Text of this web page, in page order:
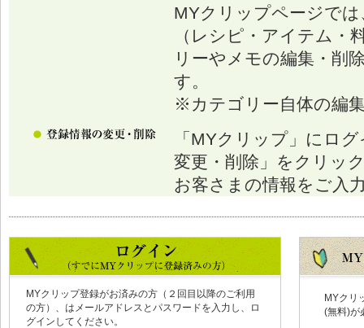
MYクリップページで
（レシピ・アイテム・
リーやメモの編集・削
す。
※カテゴリー自体の編
「MYクリップ」にロ
変更・削除」をクリッ
お客さまの情報をご入
MYクリップ登録がお済みの方（２回目以降のご利用
の方）、はメールアドレスとパスワードを入力し、ロ
グインしてください。
MYクリ
(無料)が